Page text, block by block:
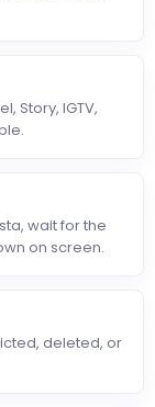
Story, IGTV,
wait for the
on screen.
deleted, or